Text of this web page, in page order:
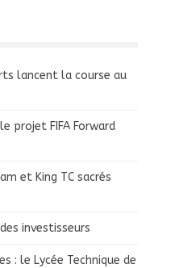
lancent la course au
projet FIFA Forward
et King TC sacrés
des investisseurs
: le Lycée Technique de